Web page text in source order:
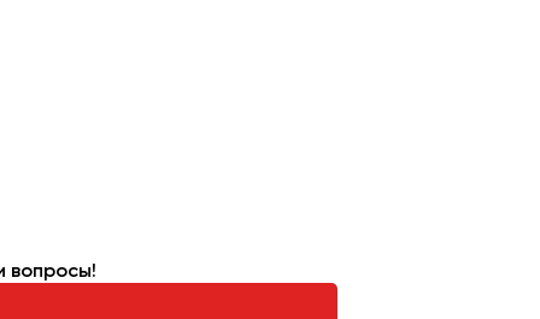
вопросы!